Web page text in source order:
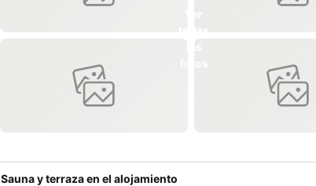
Sauna y terraza en el alojamiento